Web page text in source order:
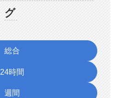
グ
総合
24時間
週間